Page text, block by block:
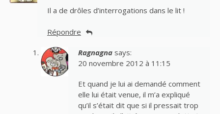
Il a de drôles d’interrogations dans le lit !
Répondre
Ragnagna says:
20 novembre 2012 à 11:15
Et quand je lui ai demandé comment
elle lui était venue, il m’a expliqué
qu’il s’était dit que si il pressait trop